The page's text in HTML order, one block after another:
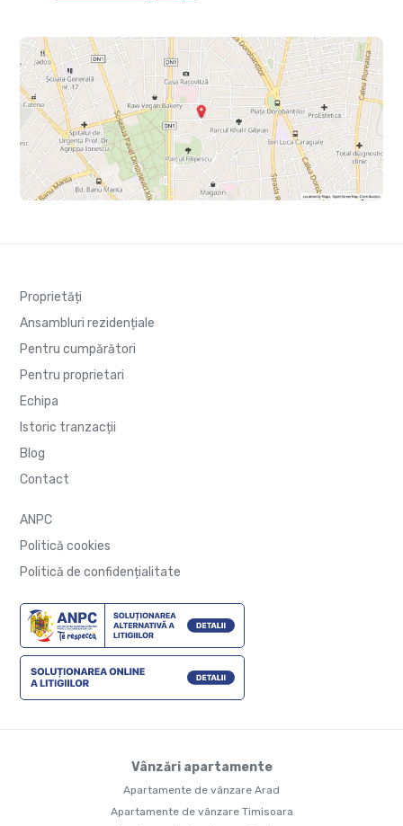
Proprietăți
Ansambluri rezidențiale
Pentru cumpărători
Pentru proprietari
Echipa
Istoric tranzacții
Blog
Contact
ANPC
Politică cookies
Politică de confidențialitate
Vânzări apartamente
Apartamente de vânzare Arad
Apartamente de vânzare Timisoara